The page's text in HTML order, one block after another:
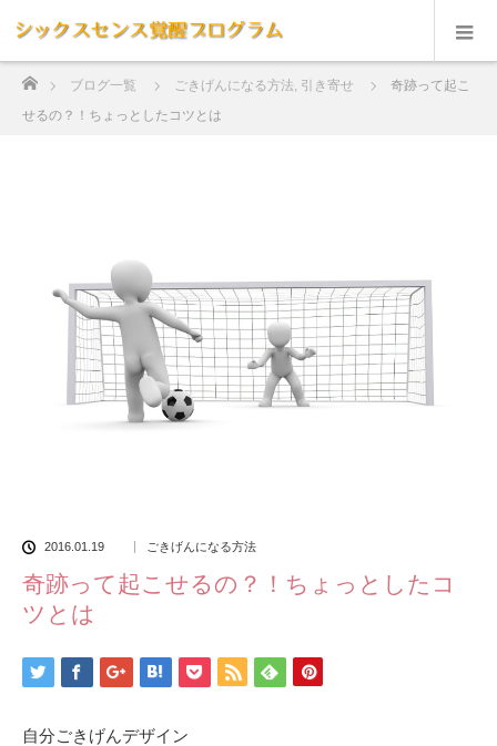
ブログ一覧 ごきげんになる方法, 引き寄せ
奇跡って起こ
せるの？！ちょっとしたコツとは
2016.01.19 ごきげんになる方法
奇跡って起こせるの？！ちょっとしたコ
ツとは
自分ごきげんデザイン